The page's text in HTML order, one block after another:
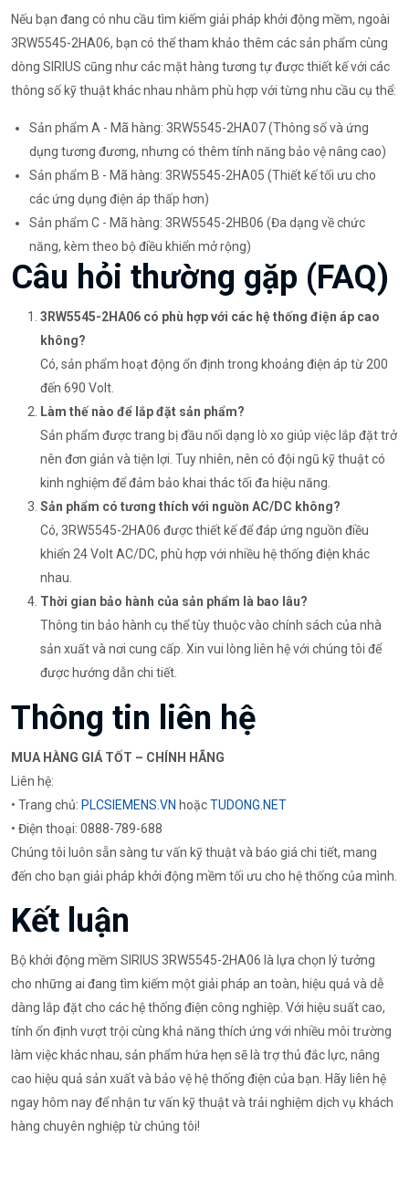
Nếu bạn đang có nhu cầu tìm kiếm giải pháp khởi động mềm, ngoài
3RW5545-2HA06, bạn có thể tham khảo thêm các sản phẩm cùng
dòng SIRIUS cũng như các mặt hàng tương tự được thiết kế với các
thông số kỹ thuật khác nhau nhằm phù hợp với từng nhu cầu cụ thể:
Sản phẩm A - Mã hàng: 3RW5545-2HA07 (Thông số và ứng
dụng tương đương, nhưng có thêm tính năng bảo vệ nâng cao)
Sản phẩm B - Mã hàng: 3RW5545-2HA05 (Thiết kế tối ưu cho
các ứng dụng điện áp thấp hơn)
Sản phẩm C - Mã hàng: 3RW5545-2HB06 (Đa dạng về chức
năng, kèm theo bộ điều khiển mở rộng)
Câu hỏi thường gặp (FAQ)
3RW5545-2HA06 có phù hợp với các hệ thống điện áp cao
không?
Có, sản phẩm hoạt động ổn định trong khoảng điện áp từ 200
đến 690 Volt.
Làm thế nào để lắp đặt sản phẩm?
Sản phẩm được trang bị đầu nối dạng lò xo giúp việc lắp đặt trở
nên đơn giản và tiện lợi. Tuy nhiên, nên có đội ngũ kỹ thuật có
kinh nghiệm để đảm bảo khai thác tối đa hiệu năng.
Sản phẩm có tương thích với nguồn AC/DC không?
Có, 3RW5545-2HA06 được thiết kế để đáp ứng nguồn điều
khiển 24 Volt AC/DC, phù hợp với nhiều hệ thống điện khác
nhau.
Thời gian bảo hành của sản phẩm là bao lâu?
Thông tin bảo hành cụ thể tùy thuộc vào chính sách của nhà
sản xuất và nơi cung cấp. Xin vui lòng liên hệ với chúng tôi để
được hướng dẫn chi tiết.
Thông tin liên hệ
MUA HÀNG GIÁ TỐT – CHÍNH HÃNG
Liên hệ:
• Trang chủ: PLCSIEMENS.VN hoặcTUDONG.NET
• Điện thoại: 0888-789-688
Chúng tôi luôn sẵn sàng tư vấn kỹ thuật và báo giá chi tiết, mang
đến cho bạn giải pháp khởi động mềm tối ưu cho hệ thống của mình.
Kết luận
Bộ khởi động mềm SIRIUS 3RW5545-2HA06 là lựa chọn lý tưởng
cho những ai đang tìm kiếm một giải pháp an toàn, hiệu quả và dễ
dàng lắp đặt cho các hệ thống điện công nghiệp. Với hiệu suất cao,
tính ổn định vượt trội cùng khả năng thích ứng với nhiều môi trường
làm việc khác nhau, sản phẩm hứa hẹn sẽ là trợ thủ đắc lực, nâng
cao hiệu quả sản xuất và bảo vệ hệ thống điện của bạn. Hãy liên hệ
ngay hôm nay để nhận tư vấn kỹ thuật và trải nghiệm dịch vụ khách
hàng chuyên nghiệp từ chúng tôi!